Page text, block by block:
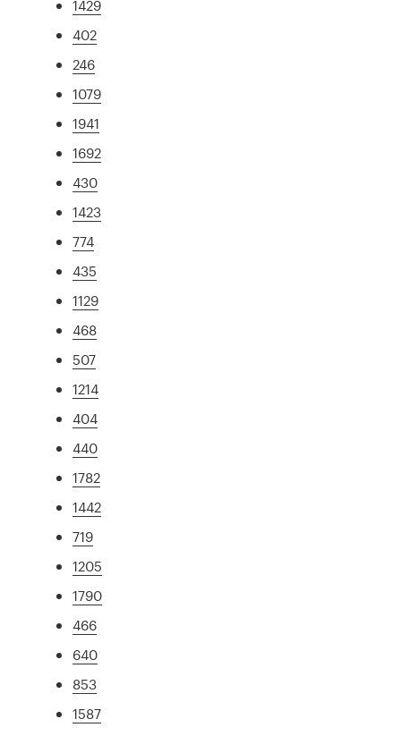
1429
402
246
1079
1941
1692
430
1423
774
435
1129
468
507
1214
404
440
1782
1442
719
1205
1790
466
640
853
1587